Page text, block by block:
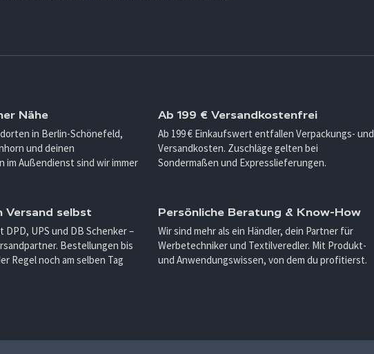
Nähe
in Berlin-Schönefeld,
und deinen
im Außendienst sind wir immer
Ab 199 € Versandkostenfrei
Ab 199 € Einkaufswert entfallen Verpackungs- und
Versandkosten. Zuschläge gelten bei
Sondermaßen und Expresslieferungen.
Versand selbst
DPD, UPS und DB Schenker –
Bestellungen bis
Regel noch am selben Tag
Persönliche Beratung & Know-How
Wir sind mehr als ein Händler, dein Partner für
Werbetechniker und Textilveredler. Mit Produkt-
und Anwendungswissen, von dem du profitierst.